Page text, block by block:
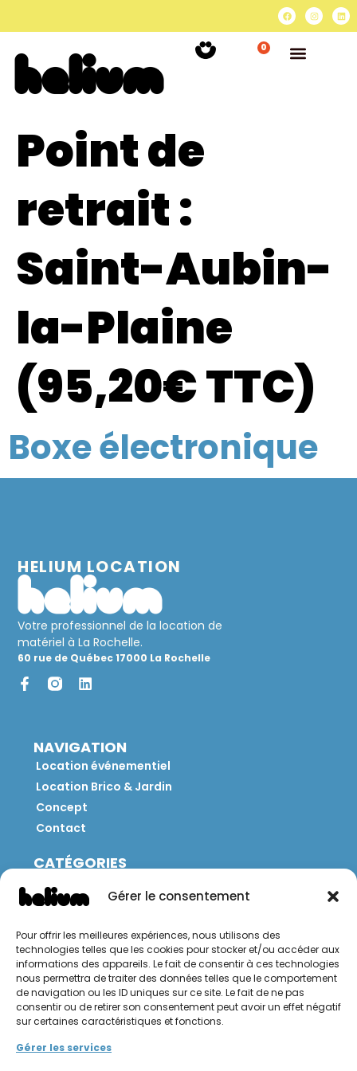
Gérer le consentement
Pour offrir les meilleures expériences, nous utilisons des
technologies telles que les cookies pour stocker et/ou accéder aux
informations des appareils. Le fait de consentir à ces technologies
nous permettra de traiter des données telles que le comportement
de navigation ou les ID uniques sur ce site. Le fait de ne pas
consentir ou de retirer son consentement peut avoir un effet négatif
sur certaines caractéristiques et fonctions.
Gérer les services
0
Point de
retrait :
Saint-Aubin-
la-Plaine
(95,20€ TTC)
Boxe électronique
HELIUM LOCATION
Votre professionnel de la location de
matériel à La Rochelle.
60 rue de Québec 17000 La Rochelle
NAVIGATION
Location événementiel
Location Brico & Jardin
Concept
Contact
CATÉGORIES
Mobilier
Brico
Jardin
CONTACT